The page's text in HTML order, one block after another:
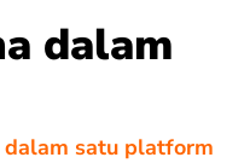
dalam
satu platform